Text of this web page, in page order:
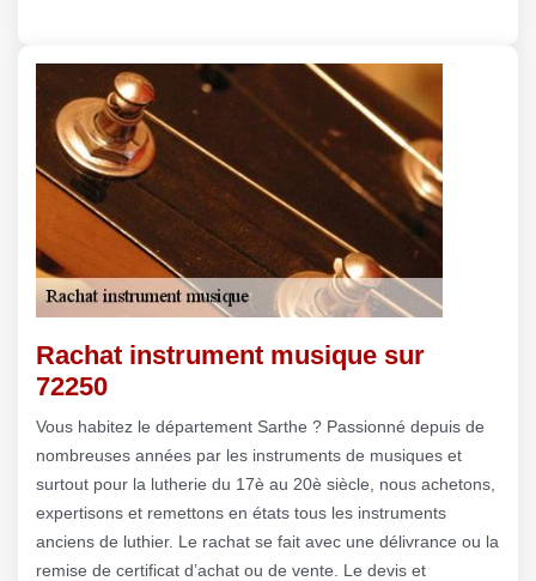
Rachat instrument musique sur
72250
Vous habitez le département Sarthe ? Passionné depuis de
nombreuses années par les instruments de musiques et
surtout pour la lutherie du 17è au 20è siècle, nous achetons,
expertisons et remettons en états tous les instruments
anciens de luthier. Le rachat se fait avec une délivrance ou la
remise de certificat d’achat ou de vente. Le devis et